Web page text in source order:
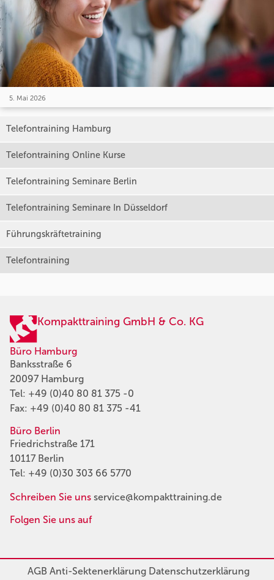
5. Mai 2026
Telefontraining Hamburg
Telefontraining Online Kurse
Telefontraining Seminare Berlin
Telefontraining Seminare In Düsseldorf
Führungskräftetraining
Telefontraining
Kompakttraining GmbH & Co. KG
Büro Hamburg
Banksstraße 6
20097 Hamburg
Tel: +49 (0)40 80 81 375 -0
Fax: +49 (0)40 80 81 375 -41
Büro Berlin
Friedrichstraße 171
10117 Berlin
Tel: +49 (0)30 303 66 5770
Schreiben Sie uns service@kompakttraining.de
Folgen Sie uns auf
AGBAnti-SektenerklärungDatenschutzerklärung